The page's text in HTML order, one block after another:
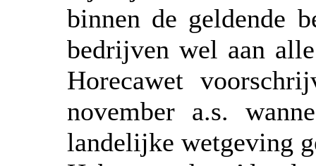
binnen de geldende
bedrijven wel aan
Horecawet
november a.s.
landelijke wetgeving